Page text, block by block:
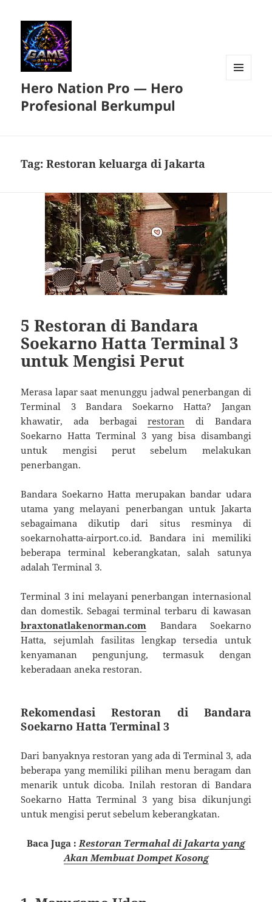
Hero Nation Pro — Hero
Profesional Berkumpul
Tag:Restoran keluarga di Jakarta
5 Restoran di Bandara
Soekarno Hatta Terminal 3
untuk Mengisi Perut
Merasa lapar saat menunggu jadwal penerbangan di
Terminal 3 Bandara Soekarno Hatta? Jangan
khawatir, ada berbagairestoran
di Bandara
Soekarno Hatta Terminal 3 yang bisa disambangi
untuk mengisi perut sebelum melakukan
penerbangan.
Bandara Soekarno Hatta merupakan bandar udara
utama yang melayani penerbangan untuk Jakarta
sebagaimana dikutip dari situs resminya di
soekarnohatta-airport.co.id. Bandara ini memiliki
beberapa terminal keberangkatan, salah satunya
adalah Terminal 3.
Terminal 3 ini melayani penerbangan internasional
dan domestik. Sebagai terminal terbaru di kawasan
braxtonatlakenorman.com Bandara Soekarno
Hatta, sejumlah fasilitas lengkap tersedia untuk
kenyamanan pengunjung, termasuk dengan
keberadaan aneka restoran.
Rekomendasi Restoran di Bandara
Soekarno Hatta Terminal 3
Dari banyaknya restoran yang ada di Terminal 3, ada
beberapa yang memiliki pilihan menu beragam dan
menarik untuk dicoba. Inilah restoran di Bandara
Soekarno Hatta Terminal 3 yang bisa dikunjungi
untuk mengisi perut sebelum keberangkatan.
Baca Juga : Restoran Termahal di Jakarta yang
Akan Membuat Dompet Kosong